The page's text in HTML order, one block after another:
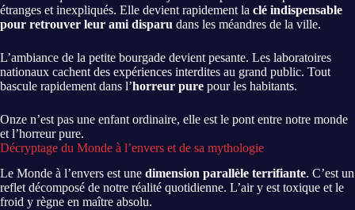
étranges et inexpliqués. Elle devient rapidement la clé indispensable
pour retrouver leur ami disparu dans les méandres de la ville.
L’ambiance de la petite bourgade devient pesante. Les laboratoires
nationaux cachent des expériences interdites au grand public. Tout
bascule rapidement dans l’horreur pure pour les habitants.
Onze n’est pas une enfant ordinaire, elle est le pont entre notre monde
et l’horreur pure.
Décryptage du Monde à l’envers et de sa mythologie
Le Monde à l’envers est une dimension parallèle terrifiante. C’est un
reflet décomposé de notre réalité quotidienne. L’air y est toxique et le
froid y règne en maître absolu.